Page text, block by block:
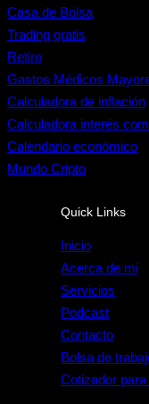
Casa de Bolsa
Trading gratis
Retiro
Gastos Médicos
Calculadora de inflación
Calculadora interés
Calendario económico
Mundo Cripto
Quick Links
Inicio
Acerca de mi
Servicios
Podcast
Contacto
Bolsa de
Cotizador